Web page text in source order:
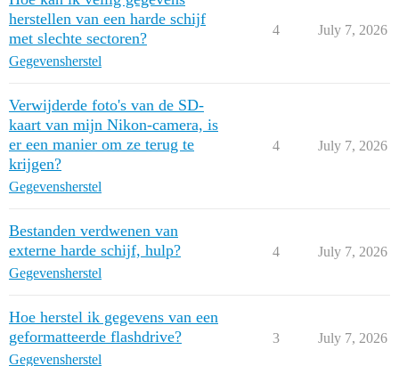
herstellen van een harde schijf
met slechte sectoren?
Gegevensherstel
4 July 7, 2026
Verwijderde foto's van de SD-
kaart van mijn Nikon-camera, is
er een manier om ze terug te
krijgen?
Gegevensherstel
4 July 7, 2026
Bestanden verdwenen van
externe harde schijf, hulp?
Gegevensherstel
4 July 7, 2026
Hoe herstel ik gegevens van een
geformatteerde flashdrive?
Gegevensherstel
3 July 7, 2026